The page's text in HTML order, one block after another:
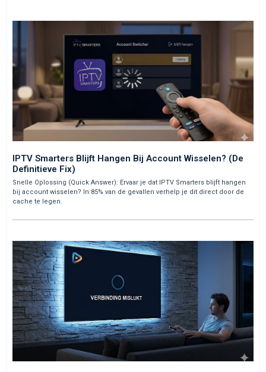
IPTV Smarters Blijft Hangen Bij Account Wisselen? (De
Definitieve Fix)
Snelle Oplossing (Quick Answer): Ervaar je dat IPTV Smarters blijft hangen
bij account wisselen? In 85% van de gevallen verhelp je dit direct door de
cache te legen.